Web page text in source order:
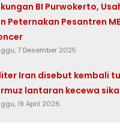
BI Purwokerto,
Peternakan Pesantren
7 Desember 2025
Iran disebut kembali
lantaran kecewa
19 April 2026